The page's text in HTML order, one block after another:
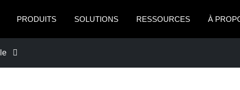
PRODUITS
SOLUTIONS RESSOURCES À